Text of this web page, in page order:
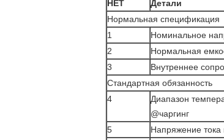
НЕТ
Детали
Нормальная спецификация
1
Номинальное
2
Нормальная
3
Внутреннее
Стандартная обязанность
4
Диапазон
@чаргинг
5 Напряжение тока